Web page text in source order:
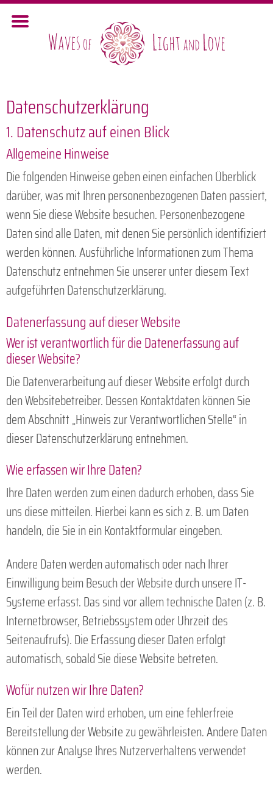
Datenschutz­erklärung
1. Datenschutz auf einen Blick
Allgemeine Hinweise
Die folgenden Hinweise geben einen einfachen Überblick
darüber, was mit Ihren personenbezogenen Daten passiert,
wenn Sie diese Website besuchen. Personenbezogene
Daten sind alle Daten, mit denen Sie persönlich identifiziert
werden können. Ausführliche Informationen zum Thema
Datenschutz entnehmen Sie unserer unter diesem Text
aufgeführten Datenschutzerklärung.
Datenerfassung auf dieser Website
Wer ist verantwortlich für die Datenerfassung auf
dieser Website?
Die Datenverarbeitung auf dieser Website erfolgt durch
den Websitebetreiber. Dessen Kontaktdaten können Sie
dem Abschnitt „Hinweis zur Verantwortlichen Stelle“ in
dieser Datenschutzerklärung entnehmen.
Wie erfassen wir Ihre Daten?
Ihre Daten werden zum einen dadurch erhoben, dass Sie
uns diese mitteilen. Hierbei kann es sich z. B. um Daten
handeln, die Sie in ein Kontaktformular eingeben.
Andere Daten werden automatisch oder nach Ihrer
Einwilligung beim Besuch der Website durch unsere IT-
Systeme erfasst. Das sind vor allem technische Daten (z. B.
Internetbrowser, Betriebssystem oder Uhrzeit des
Seitenaufrufs). Die Erfassung dieser Daten erfolgt
automatisch, sobald Sie diese Website betreten.
Wofür nutzen wir Ihre Daten?
Ein Teil der Daten wird erhoben, um eine fehlerfreie
Bereitstellung der Website zu gewährleisten. Andere Daten
können zur Analyse Ihres Nutzerverhaltens verwendet
werden.